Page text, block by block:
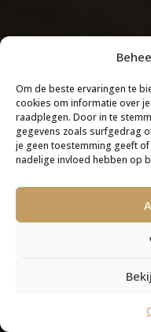
Om de beste ervaringen te
cookies om informatie over
raadplegen. Door in te
gegevens zoals surfgedrag
je geen toestemming geeft
nadelige invloed hebben op